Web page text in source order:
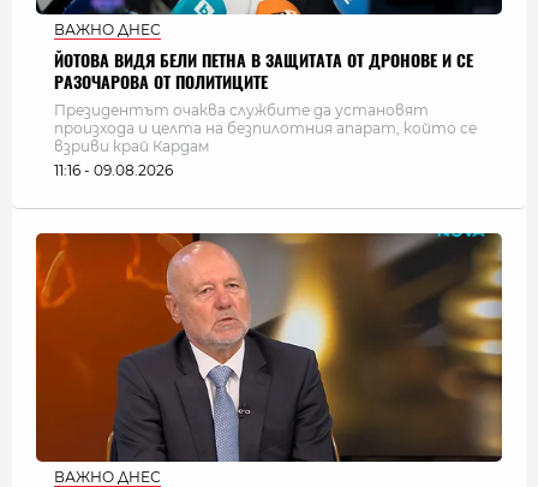
ВАЖНО ДНЕС
ЙОТОВА ВИДЯ БЕЛИ ПЕТНА В ЗАЩИТАТА ОТ ДРОНОВЕ И СЕ
РАЗОЧАРОВА ОТ ПОЛИТИЦИТЕ
Президентът очаква службите да установят
произхода и целта на безпилотния апарат, който се
взриви край Кардам
11:16 - 09.08.2026
ВАЖНО ДНЕС